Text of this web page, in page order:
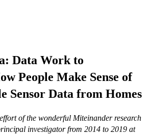
Data Work to
People Make Sense of
Sensor Data from Homes
of the wonderful Miteinander research
investigator from 2014 to 2019 at